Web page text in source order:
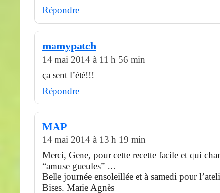
Répondre
mamypatch
14 mai 2014 à 11 h 56 min
ça sent l’été!!!
Répondre
MAP
14 mai 2014 à 13 h 19 min
Merci, Gene, pour cette recette facile et qui
“amuse gueules” …
Belle journée ensoleillée et à samedi pour
Bises. Marie Agnès